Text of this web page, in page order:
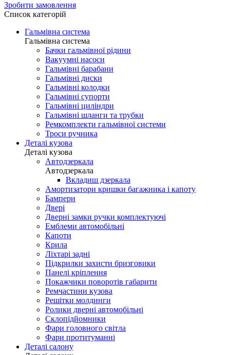
Зробити замовлення
Список категорій
Гальмівна система
Гальмівна система
Бачки гальмівної рідини
Вакуумні насоси
Гальмівні барабани
Гальмівні диски
Гальмівні колодки
Гальмівні супорти
Гальмівні циліндри
Гальмівні шланги та трубки
Ремкомплекти гальмівної системи
Троси ручника
Деталі кузова
Деталі кузова
Автодзеркала
Автодзеркала
Вкладиш дзеркала
Амортизатори кришки багажника і капоту
Бампери
Двері
Дверні замки ручки комплектуючі
Емблеми автомобільні
Капоти
Крила
Ліхтарі задні
Підкрилки захисти бризговики
Панелі кріплення
Покажчики поворотів габарити
Ремчастини кузова
Решітки молдинги
Ролики дверні автомобільні
Склопідйомники
Фари головного світла
Фари протитуманні
Деталі салону